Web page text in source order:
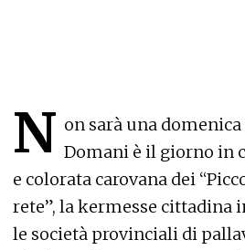
N on sarà una
Domani è il giorno in
e colorata carovana dei
rete”, la kermesse cittadina
le società provinciali di